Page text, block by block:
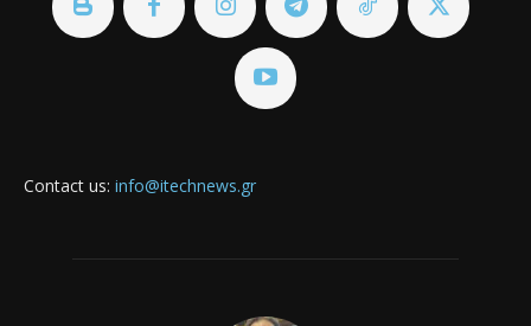
Contact us: info@itechnews.gr